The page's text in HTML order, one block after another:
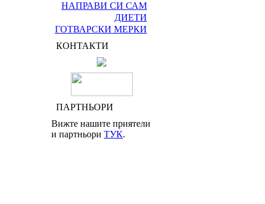
НАПРАВИ СИ САМ
ДИЕТИ
ГОТВАРСКИ МЕРКИ
КОНТАКТИ
ПАРТНЬОРИ
Вижте нашите приятели
и партньори ТУК.